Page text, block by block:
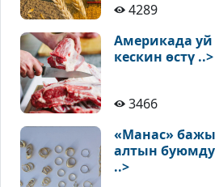
4289
Америкада
кескин өстү ..>
3466
«Манас»
алтын
..>